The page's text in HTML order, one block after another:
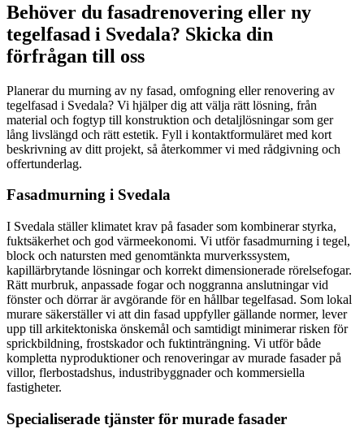
Behöver du fasadrenovering eller ny
tegelfasad i Svedala? Skicka din
förfrågan till oss
Planerar du murning av ny fasad, omfogning eller renovering av
tegelfasad i Svedala? Vi hjälper dig att välja rätt lösning, från
material och fogtyp till konstruktion och detaljlösningar som ger
lång livslängd och rätt estetik. Fyll i kontaktformuläret med kort
beskrivning av ditt projekt, så återkommer vi med rådgivning och
offertunderlag.
Fasadmurning i Svedala
I Svedala ställer klimatet krav på fasader som kombinerar styrka,
fuktsäkerhet och god värmeekonomi. Vi utför fasadmurning i tegel,
block och natursten med genomtänkta murverkssystem,
kapillärbrytande lösningar och korrekt dimensionerade rörelsefogar.
Rätt murbruk, anpassade fogar och noggranna anslutningar vid
fönster och dörrar är avgörande för en hållbar tegelfasad. Som lokal
murare säkerställer vi att din fasad uppfyller gällande normer, lever
upp till arkitektoniska önskemål och samtidigt minimerar risken för
sprickbildning, frostskador och fuktinträngning. Vi utför både
kompletta nyproduktioner och renoveringar av murade fasader på
villor, flerbostadshus, industribyggnader och kommersiella
fastigheter.
Specialiserade tjänster för murade fasader